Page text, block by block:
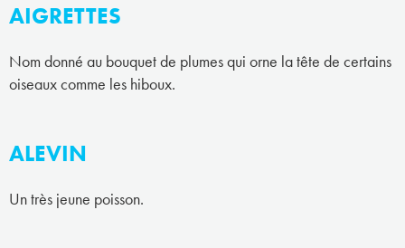
AIGRETTES
Nom donné au bouquet de plumes qui orne la tête de certains
oiseaux comme les hiboux.
ALEVIN
Un très jeune poisson.